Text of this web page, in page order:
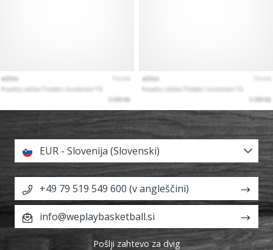
EUR - Slovenija (Slovenski)
+49 79 519 549 600 (v angleščini)
info@weplaybasketball.si
Pošlji zahtevo za dvig